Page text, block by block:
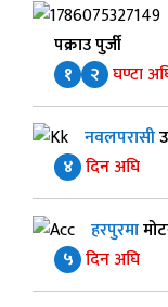
पक्राउ पुर्जी
१
२ घण्टा
नवलपरासी
४ दिन अघि
हरपुरमा
५ दिन अघि